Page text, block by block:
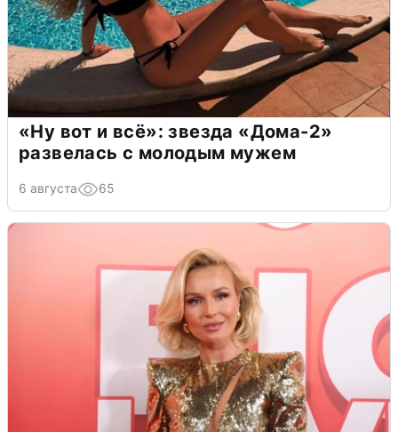
«Ну вот и всё»: звезда «Дома-2»
развелась с молодым мужем
6 августа 65